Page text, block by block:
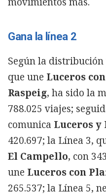
Gana la línea 2
Según la
que une Luceros
Raspeig, ha sido la
788.025 viajes;
comunica Luceros
420.697; la Línea 3,
El Campello, con
une Luceros con
265.537; la Línea 5,